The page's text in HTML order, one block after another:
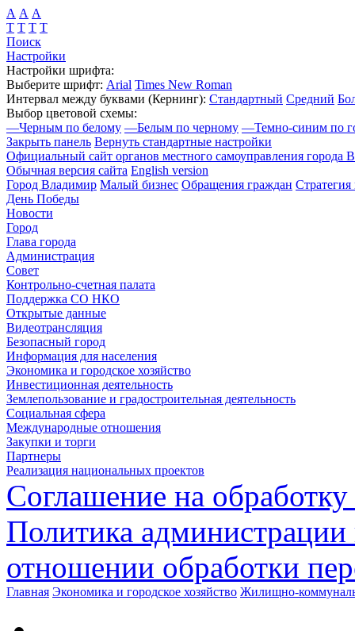
А А А
Т Т Т Т
Поиск
Настройки
Настройки шрифта:
Выберите шрифт: Arial Times New Roman
Интервал между буквами (Кернинг): Стандартный Средний
Выбор цветовой схемы:
—Черным по белому —Белым по черному —Темно-синим по
Закрыть панель Вернуть стандартные настройки
Официальный сайт органов местного самоуправления города
Обычная версия сайта English version
Город Владимир Малый бизнес Обращения граждан Стратегия
День Победы
Новости
Город
Глава города
Администрация
Совет
Контрольно-счетная палата
Поддержка СО НКО
Открытые данные
Видеотрансляция
Безопасный город
Информация для населения
Экономика и городское хозяйство
Инвестиционная деятельность
Землепользование и градостроительная деятельность
Социальная сфера
Международные отношения
Закупки и торги
Партнеры
Реализация национальных проектов
Соглашение на
Политика
отношении обработки
Главная Экономика и городское хозяйство Жилищно-